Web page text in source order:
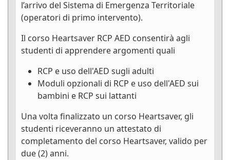
l’arrivo del Sistema di Emergenza Territoriale
(operatori di primo intervento).
Il corso Heartsaver RCP AED consentirà agli
studenti di apprendere argomenti quali
RCP e uso dell'AED sugli adulti
Moduli opzionali di RCP e uso dell'AED sui
bambini e RCP sui lattanti
Una volta finalizzato un corso Heartsaver, gli
studenti riceveranno un attestato di
completamento del corso Heartsaver, valido per
due (2) anni.